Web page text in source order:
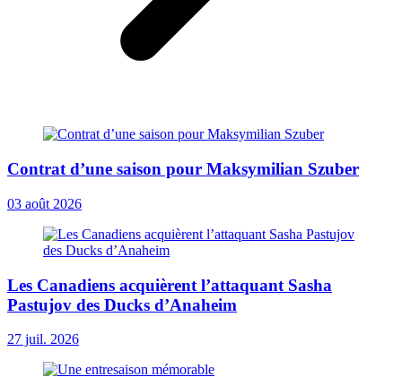
Contrat d’une saison pour Maksymilian Szuber
03 août 2026
Les Canadiens acquièrent l’attaquant Sasha
Pastujov des Ducks d’Anaheim
27 juil. 2026